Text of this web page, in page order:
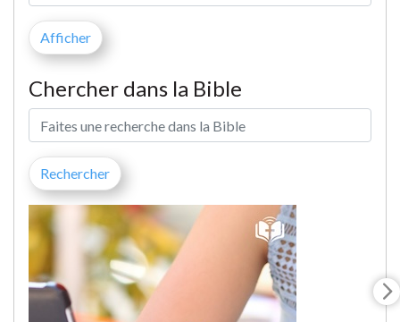
Chercher dans la Bible